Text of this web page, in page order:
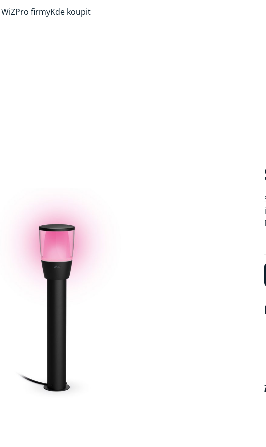
Pro firmyKde koupit